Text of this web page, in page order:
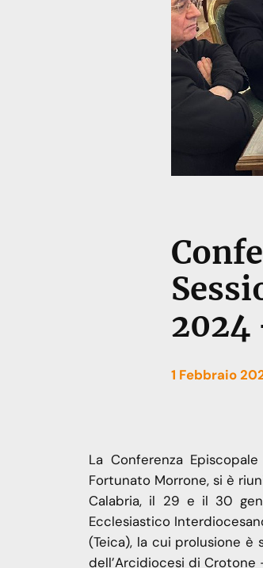
2024
1 Febbraio
La Conferenza
Fortunato Morrone, si è
Calabria, il 29 e il 30
Ecclesiastico
(Teica), la cui prolusione è
dell’Arcidiocesi di Crotone